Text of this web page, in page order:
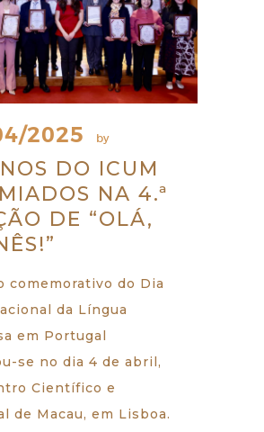
2025 by
DO ICUM
NA 4.ª
DE “OLÁ,
comemorativo do Dia
da Língua
em Portugal
se no dia 4 de abril,
Científico e
de Macau, em Lisboa.